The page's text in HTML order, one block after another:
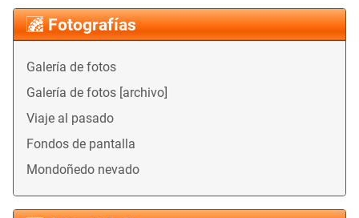
Fotografías
Galería de fotos
Galería de fotos [archivo]
Viaje al pasado
Fondos de pantalla
Mondoñedo nevado